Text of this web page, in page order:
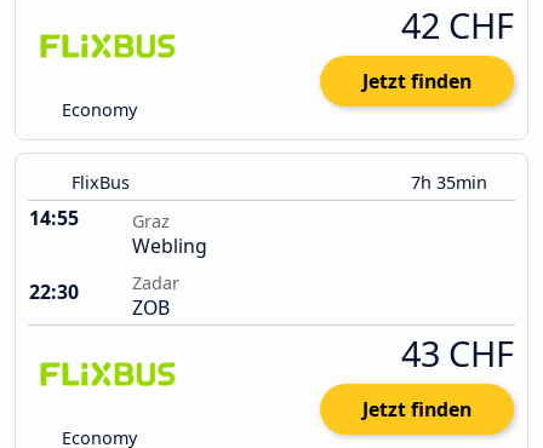
Economy
42 CHF
Jetzt finden
FlixBus 7h 35min
14:55 Graz
Webling
22:30
Zadar
ZOB
Economy
43 CHF
Jetzt finden